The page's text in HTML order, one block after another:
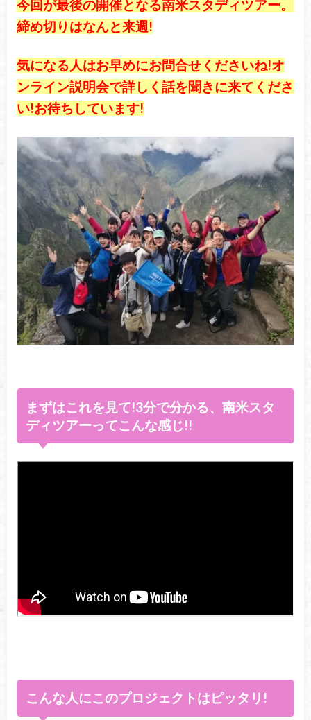
今回が最後の開催となる南米スタディツアー。
締め切りはなんと来週!
気になる人はお早めにお問合せくださいね!オ
ンライン説明会で詳しく話を聞きに来てくださ
い!お待ちしています!
まずはこれを見て!3分で分かる、南米スタ
ディツアーってこんな感じ!!
こんな人にこのプロジェクトはピッタリ!